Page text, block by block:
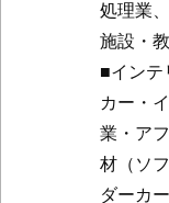
処理業
施設・
■インテ
カー・
業・ア
材（ソ
ダーカ